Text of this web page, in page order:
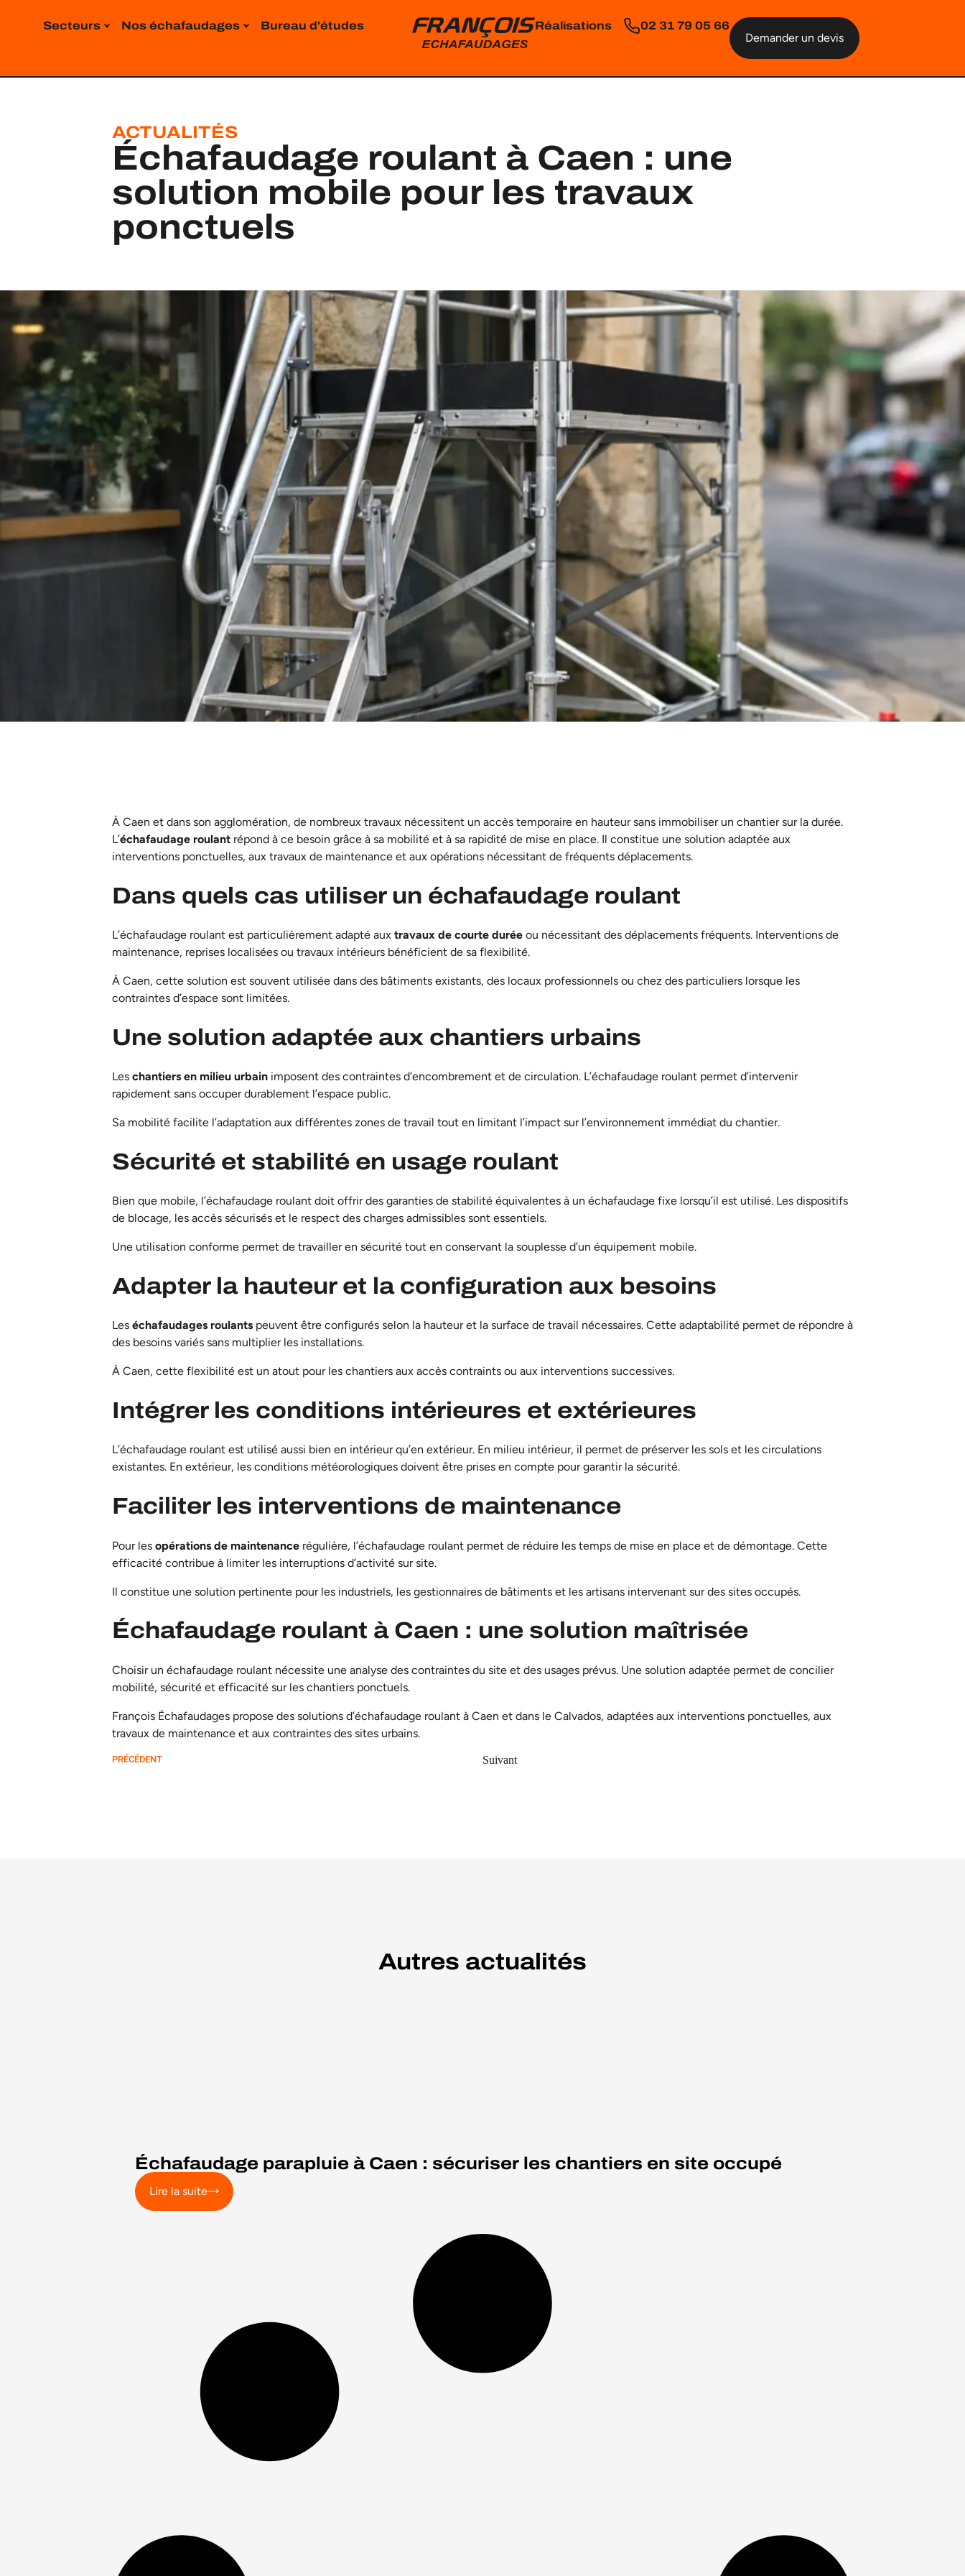
Secteurs
Nos échafaudages Bureau d'études Réalisations 02 31 79 05 66
Demander un devis
ACTUALITÉS
Échafaudage roulant à Caen : une
solution mobile pour les travaux
ponctuels
À Caen et dans son agglomération, de nombreux travaux nécessitent un accès temporaire en hauteur sans immobiliser un chantier sur la durée.
L’échafaudage roulant répond à ce besoin grâce à sa mobilité et à sa rapidité de mise en place. Il constitue une solution adaptée aux
interventions ponctuelles, aux travaux de maintenance et aux opérations nécessitant de fréquents déplacements.
Dans quels cas utiliser un échafaudage roulant
L’échafaudage roulant est particulièrement adapté aux travaux de courte durée ou nécessitant des déplacements fréquents. Interventions de
maintenance, reprises localisées ou travaux intérieurs bénéficient de sa flexibilité.
À Caen, cette solution est souvent utilisée dans des bâtiments existants, des locaux professionnels ou chez des particuliers lorsque les
contraintes d’espace sont limitées.
Une solution adaptée aux chantiers urbains
Les chantiers en milieu urbain imposent des contraintes d’encombrement et de circulation. L’échafaudage roulant permet d’intervenir
rapidement sans occuper durablement l’espace public.
Sa mobilité facilite l’adaptation aux différentes zones de travail tout en limitant l’impact sur l’environnement immédiat du chantier.
Sécurité et stabilité en usage roulant
Bien que mobile, l’échafaudage roulant doit offrir des garanties de stabilité équivalentes à un échafaudage fixe lorsqu’il est utilisé. Les dispositifs
de blocage, les accès sécurisés et le respect des charges admissibles sont essentiels.
Une utilisation conforme permet de travailler en sécurité tout en conservant la souplesse d’un équipement mobile.
Adapter la hauteur et la configuration aux besoins
Les échafaudages roulants peuvent être configurés selon la hauteur et la surface de travail nécessaires. Cette adaptabilité permet de répondre à
des besoins variés sans multiplier les installations.
À Caen, cette flexibilité est un atout pour les chantiers aux accès contraints ou aux interventions successives.
Intégrer les conditions intérieures et extérieures
L’échafaudage roulant est utilisé aussi bien en intérieur qu’en extérieur. En milieu intérieur, il permet de préserver les sols et les circulations
existantes. En extérieur, les conditions météorologiques doivent être prises en compte pour garantir la sécurité.
Faciliter les interventions de maintenance
Pour les opérations de maintenance régulière, l’échafaudage roulant permet de réduire les temps de mise en place et de démontage. Cette
efficacité contribue à limiter les interruptions d’activité sur site.
Il constitue une solution pertinente pour les industriels, les gestionnaires de bâtiments et les artisans intervenant sur des sites occupés.
Échafaudage roulant à Caen : une solution maîtrisée
Choisir un échafaudage roulant nécessite une analyse des contraintes du site et des usages prévus. Une solution adaptée permet de concilier
mobilité, sécurité et efficacité sur les chantiers ponctuels.
François Échafaudages propose des solutions d’échafaudage roulant à Caen et dans le Calvados, adaptées aux interventions ponctuelles, aux
travaux de maintenance et aux contraintes des sites urbains.
PRÉCÉDENT Suivant
Autres actualités
Échafaudage parapluie à Caen : sécuriser les chantiers en site occupé
Lire la suite